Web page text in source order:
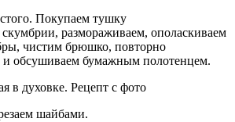
Покупаем тушку
размораживаем, ополаскиваем
чистим брюшко, повторно
и обсушиваем бумажным полотенцем.
в духовке. Рецепт с фото
шайбами.